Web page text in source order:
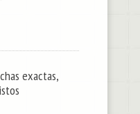
exactas,